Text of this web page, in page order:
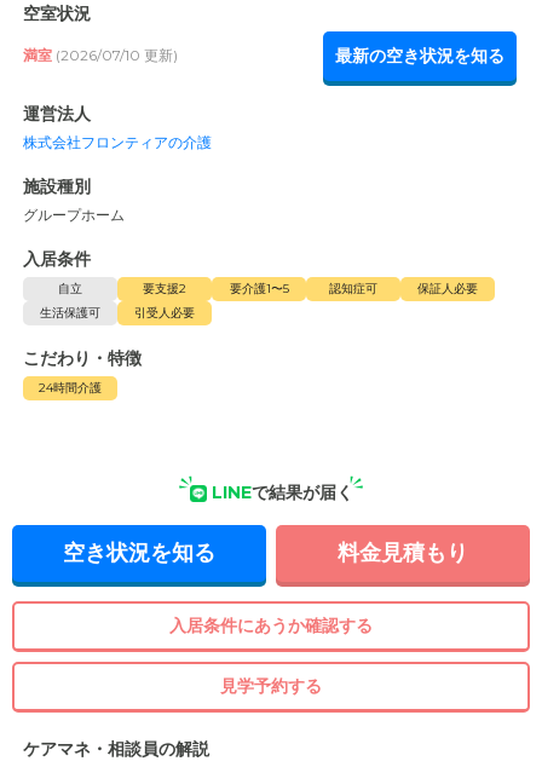
空室状況
満室 (2026/07/10 更新) 最新の空き状況を知る
運営法人
株式会社フロンティアの介護
施設種別
グループホーム
入居条件
自立 要支援2 要介護1〜5 認知症可
保証人必要
生活保護可
引受人必要
こだわり・特徴
24時間介護
LINEで結果が届く
空き状況を知る 料金見積もり
入居条件にあうか確認する
見学予約する
ケアマネ・相談員の解説